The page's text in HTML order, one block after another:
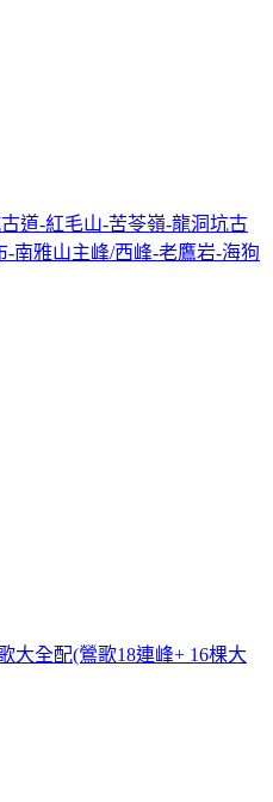
道-紅毛山-苦苓嶺-龍洞坑古
南雅山主峰/西峰-老鷹岩-海狗
大全配(鶯歌18連峰+ 16棵大